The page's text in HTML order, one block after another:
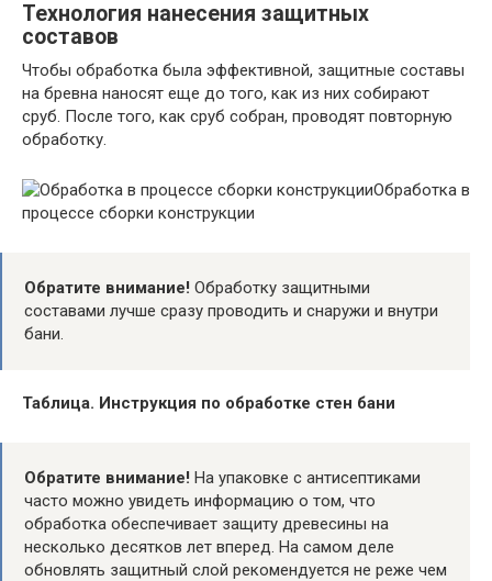
Технология нанесения защитных
составов
Чтобы обработка была эффективной, защитные составы
на бревна наносят еще до того, как из них собирают
сруб. После того, как сруб собран, проводят повторную
обработку.
Обработка в
процессе сборки конструкции
Обратите внимание! Обработку защитными
составами лучше сразу проводить и снаружи и внутри
бани.
Таблица. Инструкция по обработке стен бани
Обратите внимание! На упаковке с антисептиками
часто можно увидеть информацию о том, что
обработка обеспечивает защиту древесины на
несколько десятков лет вперед. На самом деле
обновлять защитный слой рекомендуется не реже чем